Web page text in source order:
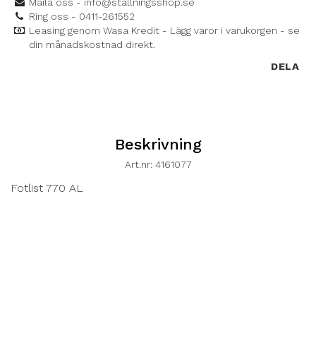
Ring oss - 0411-261552
Leasing genom Wasa Kredit - Lägg varor i varukorgen - se
din månadskostnad direkt.
DELA
Beskrivning
Art.nr: 4161077
Fotlist 770 AL